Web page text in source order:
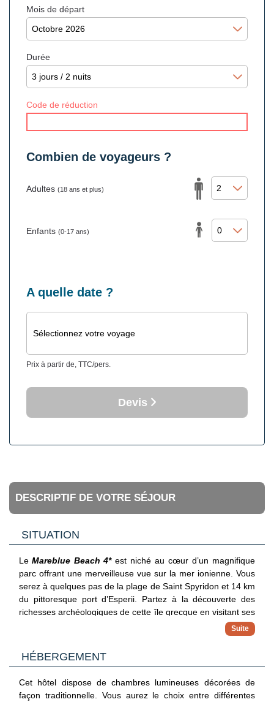
Mois de départ
Durée
Code de réduction
Combien de voyageurs ?
Adultes (18 ans et plus)
Enfants (0-17 ans)
A quelle date ?
Sélectionnez votre voyage
Prix à partir de, TTC/pers.
Devis
DESCRIPTIF DE VOTRE SÉJOUR
SITUATION
Le Mareblue Beach 4* est niché au cœur d’un magnifique
parc offrant une merveilleuse vue sur la mer ionienne. Vous
serez à quelques pas de la plage de Saint Spyridon et 14 km
du pittoresque port d’Esperii. Partez à la découverte des
richesses archéologiques de cette île grecque en visitant ses
palais italiens et son centre historique classé au patrimoine
mondial par l’Unesco. L’aéroport international de Corfou se
trouve à 1h de route.
HÉBERGEMENT
Cet hôtel dispose de chambres lumineuses décorées de
façon traditionnelle. Vous aurez le choix entre différentes